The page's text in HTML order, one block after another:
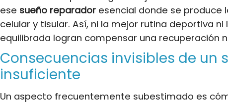
ese sueño reparador esencial donde se produce
celular y tisular. Así, ni la mejor rutina deportiva
equilibrada logran compensar una recuperación
Consecuencias invisibles de un
insuficiente
Un aspecto frecuentemente subestimado es